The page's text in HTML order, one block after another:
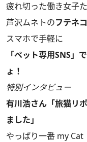
疲れ切った働き女子
芦沢ムネトのフテネ
スマホで手軽に
「ペット専用SNS」
ょ！
特別インタビュー
有川浩さん「旅猫リ
ました」
やっぱり一番 my Cat